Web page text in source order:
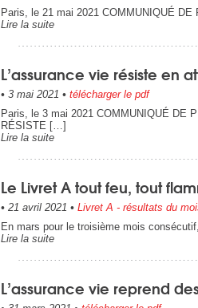
Paris, le 21 mai 2021 COMMUNIQUÉ
Lire la suite
L’assurance vie résiste en
• 3 mai 2021 • télécharger le pdf
Paris, le 3 mai 2021 COMMUNIQUÉ DE
RÉSISTE […]
Lire la suite
Le Livret A tout feu, tout
• 21 avril 2021 • Livret A - résultats du
En mars pour le troisième mois
Lire la suite
L’assurance vie reprend